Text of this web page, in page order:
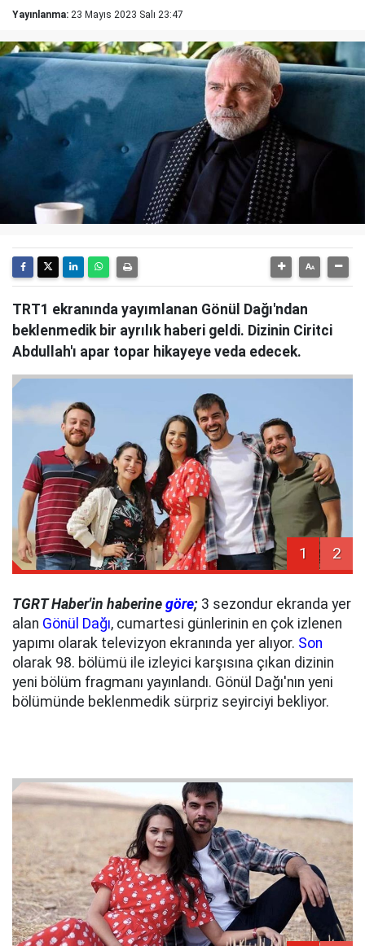
Yayınlanma: 23 Mayıs 2023 Salı 23:47
TRT1 ekranında yayımlanan Gönül Dağı'ndan
beklenmedik bir ayrılık haberi geldi. Dizinin Ciritci
Abdullah'ı apar topar hikayeye veda edecek.
1 2
TGRT Haber'in haberine göre; 3 sezondur ekranda yer
alan Gönül Dağı, cumartesi günlerinin en çok izlenen
yapımı olarak televizyon ekranında yer alıyor. Son
olarak 98. bölümü ile izleyici karşısına çıkan dizinin
yeni bölüm fragmanı yayınlandı. Gönül Dağı'nın yeni
bölümünde beklenmedik sürpriz seyirciyi bekliyor.